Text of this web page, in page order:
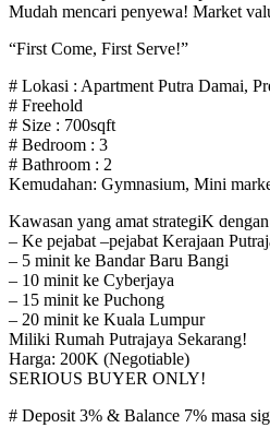
Mudah mencari penyewa! Market
“First Come, First Serve!”
# Lokasi : Apartment Putra Damai,
# Freehold
# Size : 700sqft
# Bedroom : 3
# Bathroom : 2
Kemudahan: Gymnasium, Mini
Kawasan yang amat strategiK
– Ke pejabat –pejabat Kerajaan
– 5 minit ke Bandar Baru Bangi
– 10 minit ke Cyberjaya
– 15 minit ke Puchong
– 20 minit ke Kuala Lumpur
Miliki Rumah Putrajaya Sekarang!
Harga: 200K (Negotiable)
SERIOUS BUYER ONLY!
# Deposit 3% & Balance 7% masa